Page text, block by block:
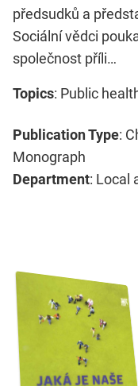
předsudků a
Sociální vědci
společnost příli…
Topics: Public
Publication Type:
Monograph
Department: Local